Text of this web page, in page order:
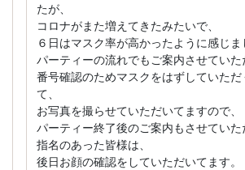
たが、
コロナがまた増えてきたみたいで、
６日はマスク率が高かったように感じま
パーティーの流れでもご案内させていた
番号確認のためマスクをはずしていただ
て、
お写真を撮らせていただいてますので、
パーティー終了後のご案内もさせていた
指名のあった皆様は、
後日お顔の確認をしていただいてます。